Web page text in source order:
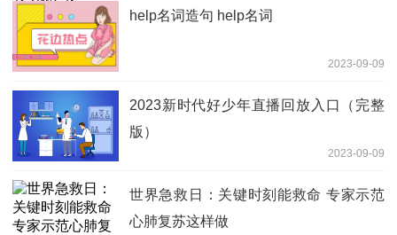
help名词造句 help名词
2023-09-09
2023新时代好少年直播回放入口（完整
版）
2023-09-09
世界急救日：关键时刻能救命 专家示范
心肺复苏这样做